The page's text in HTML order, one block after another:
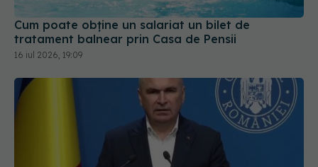
Cum poate obține un salariat un bilet de
tratament balnear prin Casa de Pensii
16 iul 2026, 19:09